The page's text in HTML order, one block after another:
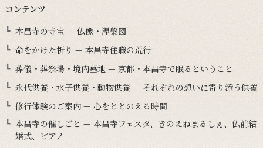
コンテンツ
本昌寺の寺宝 — 仏像・涅槃図
命をかけた祈り — 本昌寺住職の荒行
葬儀・葬祭場・境内墓地 — 京都・本昌寺で眠るということ
永代供養・水子供養・動物供養 — それぞれの想いに寄り添う供養
修行体験のご案内 — 心をととのえる時間
本昌寺の催しごと — 本昌寺フェスタ、きのえねまるしぇ、仏前結
婚式、ピアノ